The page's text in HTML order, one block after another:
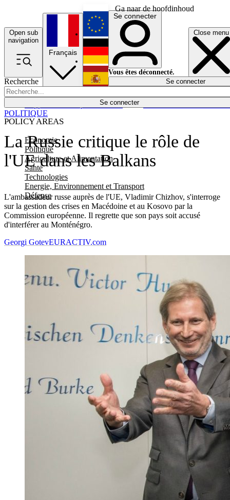
Ga naar de hoofdinhoud
Open sub
navigation
Close menu
Recherche
Se connecter
POLICY AREAS
Economie
Politique
Agriculture et Alimentation
Santé
Technologies
Energie, Environnement et Transport
Défense
Économie
Français
English
Deutsch
Español
Se connecter
Vous êtes déconnecté.
Se connecter
La Russie critique le rôle de
l'UE dans les Balkans
L'ambassadeur russe auprès de l'UE, Vladimir Chizhov, s'interroge
sur la gestion des crises en Macédoine et au Kosovo par la
Commission européenne. Il regrette que son pays soit accusé
d'interférer au Monténégro.
POLITIQUE
Georgi GotevEURACTIV.com